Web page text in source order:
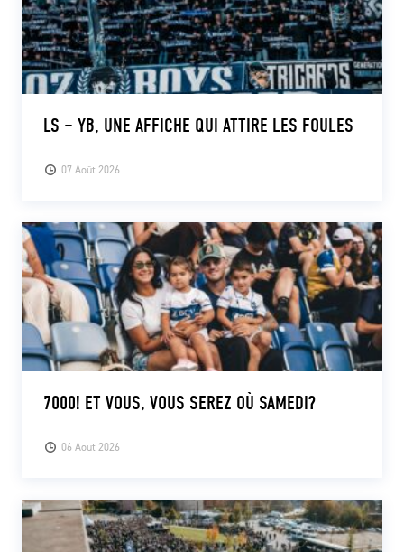
07 Août 2026
LS – YB, UNE AFFICHE QUI ATTIRE LES FOULES
06 Août 2026
7000! ET VOUS, VOUS SEREZ OÙ SAMEDI?